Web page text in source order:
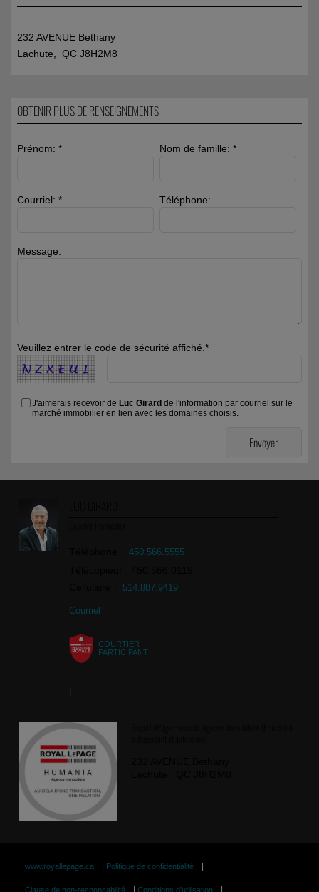
232 AVENUE Bethany
Lachute, QC J8H2M8
OBTENIR PLUS DE RENSEIGNEMENTS
Prénom: * Nom de famille: *
Courriel: * Téléphone:
Message:
Veuillez entrer le code de sécurité affiché.*
J'aimerais recevoir de Luc Girard de l'information par courriel sur le
marché immobilier en lien avec les domaines choisis.
Téléphone :450.566.5555
514.887.9419
Courriel
COURTIER
PARTICIPANT
www.royallepage.ca | Politique de confidentialité |
Clause de non-responsabilité | Conditions d'utilisation
|